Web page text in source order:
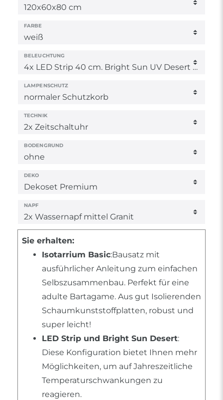
FARBE
BELEUCHTUNG
LAMPENSCHUTZ
TECHNIK
BODENGRUND
DEKO
NAPF
Sie erhalten:
Isotarrium Basic:Bausatz mit
ausführlicher Anleitung zum einfachen
Selbszusammenbau. Perfekt für eine
adulte Bartagame. Aus gut Isolierenden
Schaumkunststoffplatten, robust und
super leicht!
LED Strip und Bright Sun Desert:
Diese Konfiguration bietet Ihnen mehr
Möglichkeiten, um auf Jahreszeitliche
Temperaturschwankungen zu
reagieren.